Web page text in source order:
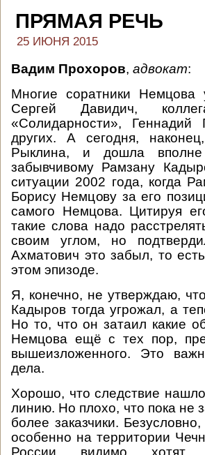
ПРЯМАЯ РЕЧЬ
25 ИЮНЯ 2015
Вадим Прохоров, адвокат:
Многие соратники
Сергей Давидич,
«Солидарности»,
других. А сегодня,
Рыклина, и дошла вполне
забывчивому Рамзану
ситуации 2002 года, когда
Борису Немцову за его
самого Немцова. Цитируя
такие слова надо
своим углом, но
Ахматович это забыл, то
этом эпизоде.
Я, конечно, не утверждаю,
Кадыров тогда угрожал, а
Но то, что он затаил какие
Немцова ещё с тех пор,
вышеизложенного. Это
дела.
Хорошо, что следствие
линию. Но плохо, что пока не
более заказчики.
особенно на территории
России, видимо, хотят